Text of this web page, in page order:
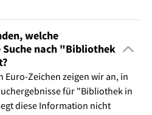
welche
nach "Bibliothek
Euro-Zeichen zeigen wir an, in
für "Bibliothek in
diese Information nicht